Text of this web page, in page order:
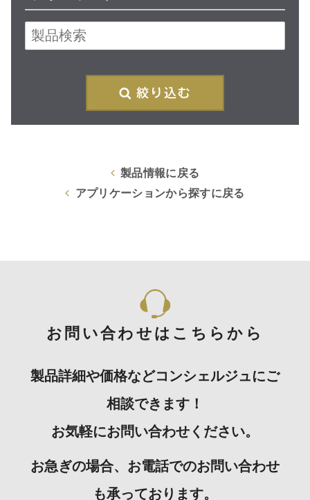
製品情報に戻る
アプリケーションから探すに戻る
お問い合わせはこちらから
製品詳細や価格などコンシェルジュにご
相談できます！
お気軽にお問い合わせください。
お急ぎの場合、お電話でのお問い合わせ
も承っております。